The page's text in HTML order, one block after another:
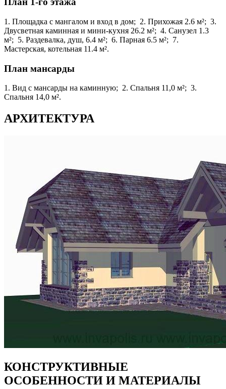
1. Площадка с мангалом и вход в дом; 2. Прихожая 2.6 м²; 3.
Двусветная каминная и мини-кухня 26.2 м²; 4. Санузел 1.3
м²; 5. Раздевалка, душ, 6.4 м²; 6. Парная 6.5 м²; 7.
Мастерская, котельная 11.4 м².
План мансарды
1. Вид с мансарды на каминную; 2. Спальня 11,0 м²; 3.
Спальня 14,0 м².
АРХИТЕКТУРА
КОНСТРУКТИВНЫЕ
ОСОБЕННОСТИ И МАТЕРИАЛЫ